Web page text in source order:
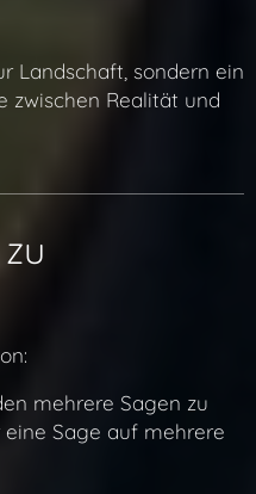
Landschaft, sondern ein
zwischen Realität und
mehrere Sagen zu
Sage auf mehrere